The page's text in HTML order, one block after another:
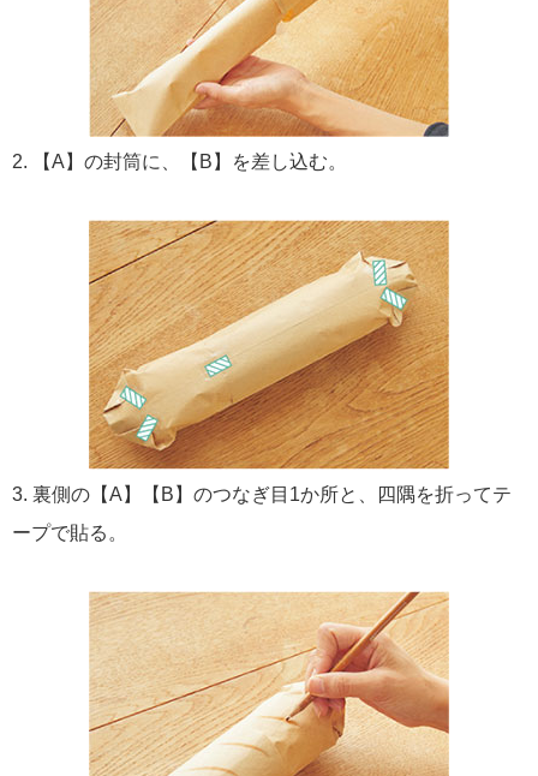
2. 【A】の封筒に、【B】を差し込む。
3. 裏側の【A】【B】のつなぎ目1か所と、四隅を折ってテ
ープで貼る。